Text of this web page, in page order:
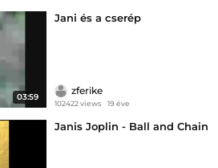
03:59
Jani és a cserép
zferike
102422 views 19 éve
Janis Joplin - Ball and Chain